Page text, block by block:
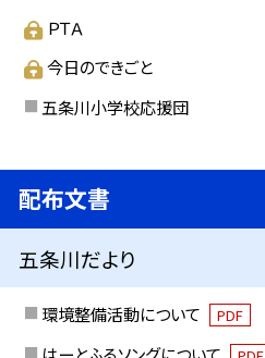
ＰＴＡ
今日のできごと
五条川小学校応援団
配布文書
五条川だより
環境整備活動について PDF